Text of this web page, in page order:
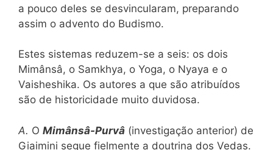
a pouco deles se desvincularam, preparando
assim o advento do Budismo.
Estes sistemas reduzem-se a seis: os dois
Mimânsâ, o Samkhya, o Yoga, o Nyaya e o
Vaisheshika. Os autores a que são atribuídos
são de historicidade muito duvidosa.
A. O Mimânsâ-Purvâ (investigação anterior) de
Giaimini segue fielmente a doutrina dos Vedas.